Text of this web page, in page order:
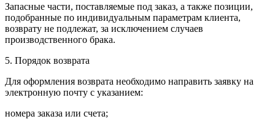
Запасные части, поставляемые под заказ, а также позиции,
подобранные по индивидуальным параметрам клиента,
возврату не подлежат, за исключением случаев
производственного брака.
5. Порядок возврата
Для оформления возврата необходимо направить заявку на
электронную почту с указанием:
номера заказа или счета;